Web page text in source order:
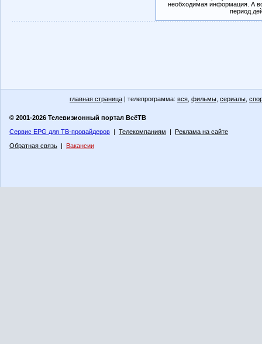
необходимая информация. А
период
главная страница | телепрограмма: вся фильмы сериалы
© 2001-2026 Телевизионный портал ВсёТВ
Сервис EPG для ТВ-провайдеров | Телекомпаниям | Реклама на сайте
Обратная связь | Вакансии